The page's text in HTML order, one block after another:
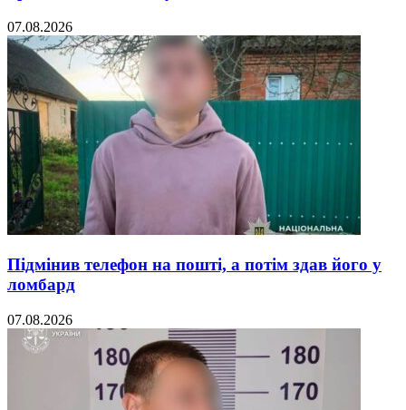
07.08.2026
Підмінив телефон на пошті, а потім здав його у
ломбард
07.08.2026